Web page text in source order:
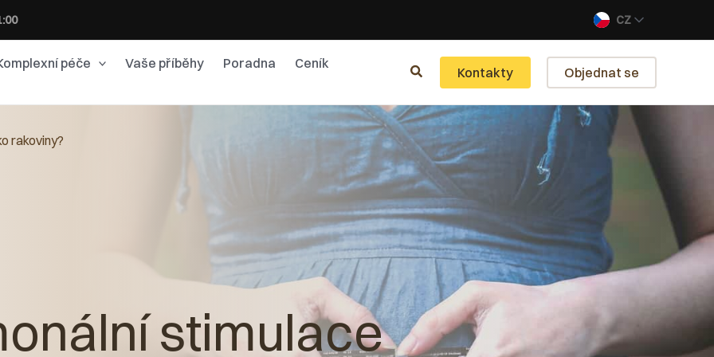
CZ
péče Vaše příběhy Poradna Ceník
Kontakty Objednat se
stimulace
rakoviny?